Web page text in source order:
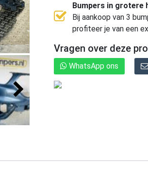
Bumpers in grotere
Bij aankoop van 3
profiteer je van een
Vragen over deze
WhatsApp ons